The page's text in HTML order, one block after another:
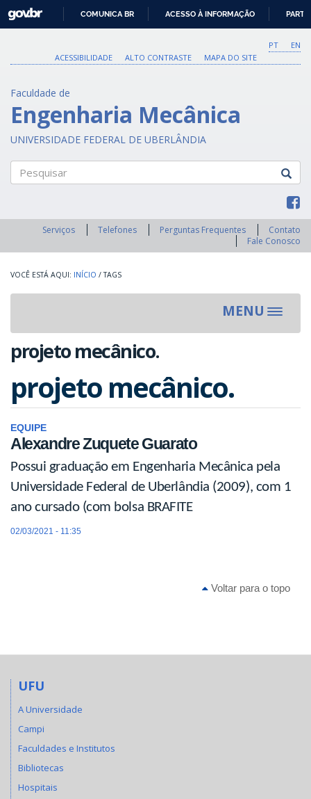
O
CONTEÚDO
GOVBR
COMUNICA BR ACESSO À INFORMAÇÃO
PT
EN
ACESSIBILIDADE
ALTO CONTRASTE MAPA DO SITE
Faculdade de
Engenharia Mecânica
UNIVERSIDADE FEDERAL DE UBERLÂNDIA
Serviços Telefones Perguntas Frequentes
Contato
Fale Conosco
INÍCIO / TAGS
MENU
Toggle
projeto mecânico.
projeto mecânico.
EQUIPE
Alexandre Zuquete Guarato
Possui graduação em Engenharia Mecânica pela
Universidade Federal de Uberlândia (2009), com 1
ano cursado (com bolsa BRAFITE
02/03/2021 - 11:35
Voltar para o topo
UFU
A Universidade
Campi
Faculdades e Institutos
Bibliotecas
Hospitais